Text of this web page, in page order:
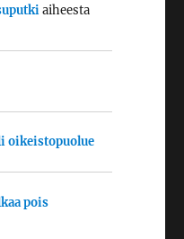
aiheesta
oikeistopuolue
pois